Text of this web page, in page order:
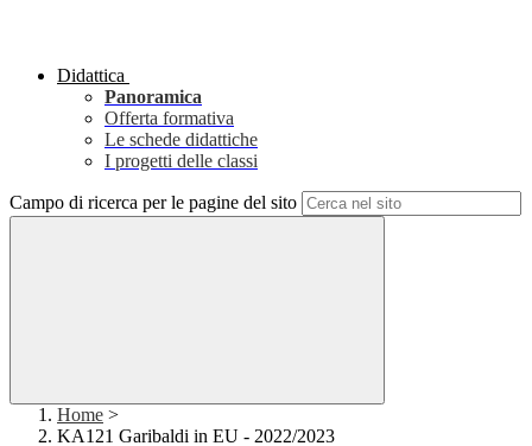
Didattica
Panoramica
Offerta formativa
Le schede didattiche
I progetti delle classi
Campo di ricerca per le pagine del sito
Home >
KA121 Garibaldi in EU - 2022/2023